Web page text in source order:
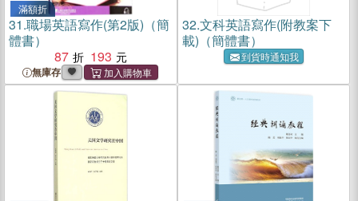
滿額折
31.職場英語寫作(第2版)（簡
體書）
87
193
無庫存
32.文科英語寫作(附教案下
載)（簡體書）
到貨時通知我